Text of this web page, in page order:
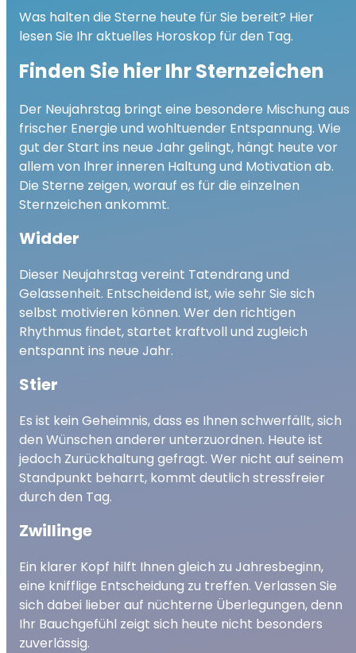
play_arrow Ihr Tageshoroskop - Donnerstag, 01.
Januar 2026
Was halten die Sterne heute für Sie bereit? Hier
lesen Sie Ihr aktuelles Horoskop für den Tag.
Finden Sie hier Ihr Sternzeichen
Der Neujahrstag bringt eine besondere Mischung aus
frischer Energie und wohltuender Entspannung. Wie
gut der Start ins neue Jahr gelingt, hängt heute vor
allem von Ihrer inneren Haltung und Motivation ab.
Die Sterne zeigen, worauf es für die einzelnen
Sternzeichen ankommt.
Widder
Dieser Neujahrstag vereint Tatendrang und
Gelassenheit. Entscheidend ist, wie sehr Sie sich
selbst motivieren können. Wer den richtigen
Rhythmus findet, startet kraftvoll und zugleich
entspannt ins neue Jahr.
Stier
Es ist kein Geheimnis, dass es Ihnen schwerfällt, sich
den Wünschen anderer unterzuordnen. Heute ist
jedoch Zurückhaltung gefragt. Wer nicht auf seinem
Standpunkt beharrt, kommt deutlich stressfreier
durch den Tag.
Zwillinge
Ein klarer Kopf hilft Ihnen gleich zu Jahresbeginn,
eine knifflige Entscheidung zu treffen. Verlassen Sie
sich dabei lieber auf nüchterne Überlegungen, denn
Ihr Bauchgefühl zeigt sich heute nicht besonders
zuverlässig.